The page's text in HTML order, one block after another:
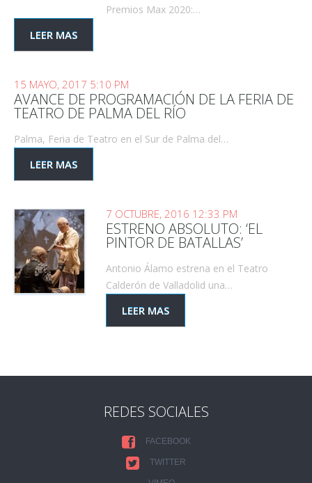
Premios Max 2020:…
LEER MAS
15 MAYO, 2017 5:10 PM
AVANCE DE PROGRAMACIÓN DE LA FERIA DE
TEATRO DE PALMA DEL RÍO
Palma, Feria de Teatro en el Sur de Palma del…
LEER MAS
7 OCTUBRE, 2016 12:33 PM
ESTRENO ABSOLUTO: ‘EL
PINTOR DE BATALLAS’
Antonio Álamo estrena en el Teatro
Calderón de Valladolid una…
LEER MAS
REDES SOCIALES
FACEBOOK
TWITTER